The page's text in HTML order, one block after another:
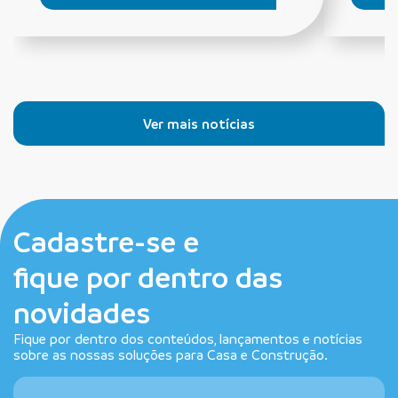
Ver mais notícias
Cadastre-se e
fique por dentro das
novidades
Fique por dentro dos conteúdos, lançamentos e notícias
sobre as nossas soluções para Casa e Construção.